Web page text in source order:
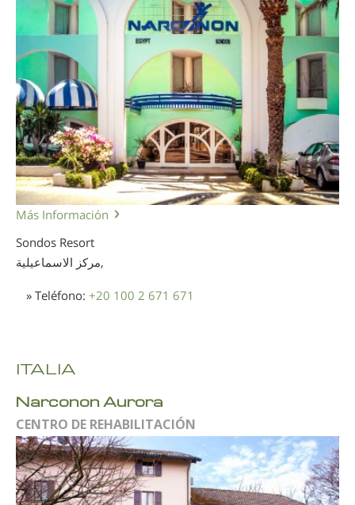
Más Información
Sondos Resort
مركز الاسماعيلية,
» Teléfono: +20 100 2 671 671
ITALIA
Narconon Aurora
CENTRO DE REHABILITACIÓN